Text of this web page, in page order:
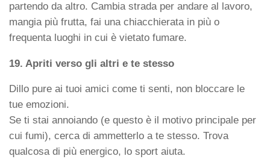
partendo da altro. Cambia strada per andare al lavoro,
mangia più frutta, fai una chiacchierata in più o
frequenta luoghi in cui è vietato fumare.
19. Apriti verso gli altri e te stesso
Dillo pure ai tuoi amici come ti senti, non bloccare le
tue emozioni.
Se ti stai annoiando (e questo è il motivo principale per
cui fumi), cerca di ammetterlo a te stesso. Trova
qualcosa di più energico, lo sport aiuta.